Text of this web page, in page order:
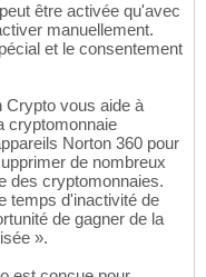
être activée qu'avec
manuellement.
et le consentement
Crypto vous aide à
cryptomonnaie
Norton 360 pour
de nombreux
des cryptomonnaies.
temps d'inactivité de
de gagner de la
».